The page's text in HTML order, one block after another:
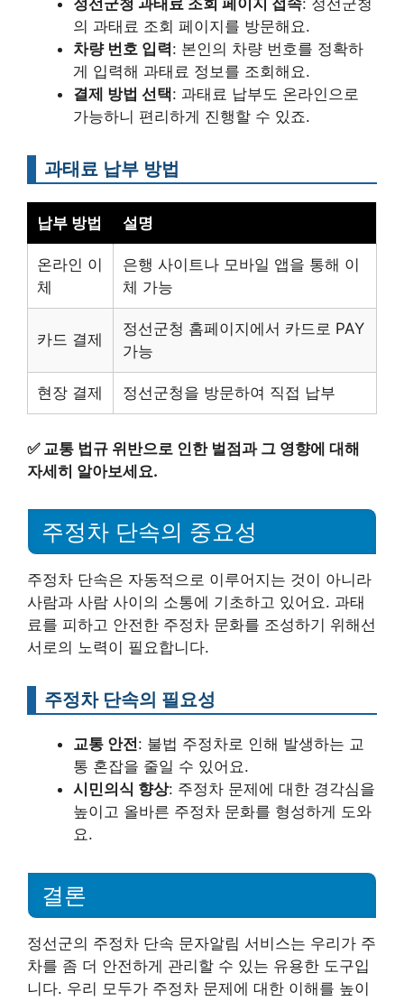
정선군청 과태료 조회 페이지 접속: 정선군청
의 과태료 조회 페이지를 방문해요.
차량 번호 입력: 본인의 차량 번호를 정확하
게 입력해 과태료 정보를 조회해요.
결제 방법 선택: 과태료 납부도 온라인으로
가능하니 편리하게 진행할 수 있죠.
과태료 납부 방법
납부 방법 설명
온라인 이
체
은행 사이트나 모바일 앱을 통해 이
체 가능
카드 결제
정선군청 홈페이지에서 카드로 PAY
가능
현장 결제 정선군청을 방문하여 직접 납부
✅ 교통 법규 위반으로 인한 벌점과 그 영향에 대해
자세히 알아보세요.
주정차 단속의 중요성
주정차 단속은 자동적으로 이루어지는 것이 아니라
사람과 사람 사이의 소통에 기초하고 있어요. 과태
료를 피하고 안전한 주정차 문화를 조성하기 위해선
서로의 노력이 필요합니다.
주정차 단속의 필요성
교통 안전: 불법 주정차로 인해 발생하는 교
통 혼잡을 줄일 수 있어요.
시민의식 향상: 주정차 문제에 대한 경각심을
높이고 올바른 주정차 문화를 형성하게 도와
요.
결론
정선군의 주정차 단속 문자알림 서비스는 우리가 주
차를 좀 더 안전하게 관리할 수 있는 유용한 도구입
니다. 우리 모두가 주정차 문제에 대한 이해를 높이